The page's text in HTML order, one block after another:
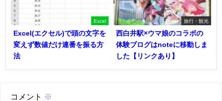
Excel
Excel(エクセル)で頭の文字を
変えず数値だけ連番を振る方
法
旅行・観光
西白井駅×ウマ娘のコラボの
体験ブログはnoteに移動しま
した【リンクあり】
コメント ※